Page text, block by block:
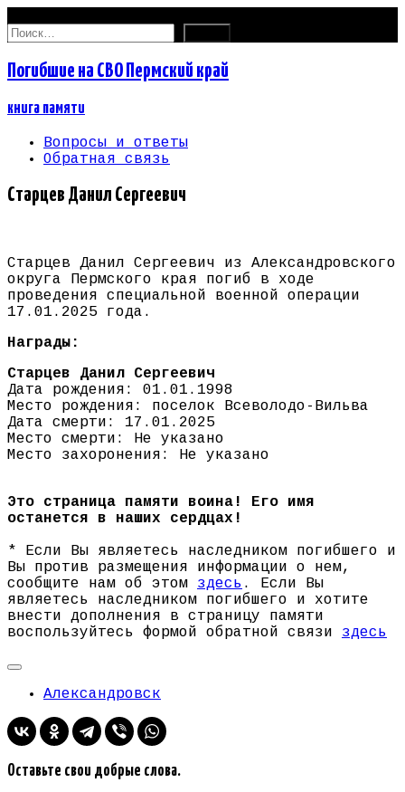
Найти:
Погибшие на СВО Пермский край
книга памяти
Вопросы и ответы
Обратная связь
Старцев Данил Сергеевич
Старцев Данил Сергеевич из Александровского
округа Пермского края погиб в ходе
проведения специальной военной операции
17.01.2025 года.
Награды:
Старцев Данил Сергеевич
Дата рождения: 01.01.1998
Место рождения: поселок Всеволодо-Вильва
Дата смерти: 17.01.2025
Место смерти: Не указано
Место захоронения: Не указано
Это страница памяти воина! Его имя
останется в наших сердцах!
* Если Вы являетесь наследником погибшего и
Вы против размещения информации о нем,
сообщите нам об этом здесь . Если Вы
являетесь наследником погибшего и хотите
внести дополнения в страницу памяти
воспользуйтесь формой обратной связи здесь
Александровск
Оставьте свои добрые слова.